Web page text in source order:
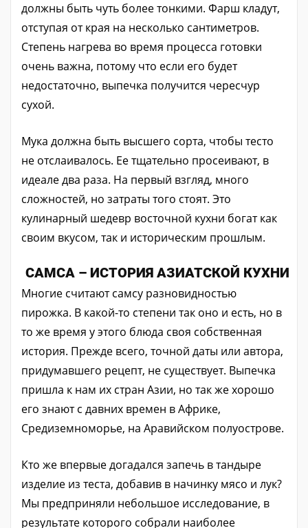
должны быть чуть более тонкими. Фарш кладут,
отступая от края на несколько сантиметров.
Степень нагрева во время процесса готовки
очень важна, потому что если его будет
недостаточно, выпечка получится чересчур
сухой.
Мука должна быть высшего сорта, чтобы тесто
не отслаивалось. Ее тщательно просеивают, в
идеале два раза. На первый взгляд, много
сложностей, но затраты того стоят. Это
кулинарный шедевр восточной кухни богат как
своим вкусом, так и историческим прошлым.
САМСА – ИСТОРИЯ АЗИАТСКОЙ КУХНИ
Многие считают самсу разновидностью
пирожка. В какой-то степени так оно и есть, но в
то же время у этого блюда своя собственная
история. Прежде всего, точной даты или автора,
придумавшего рецепт, не существует. Выпечка
пришла к нам их стран Азии, но так же хорошо
его знают с давних времен в Африке,
Средиземноморье, на Аравийском полуострове.
Кто же впервые догадался запечь в тандыре
изделие из теста, добавив в начинку мясо и лук?
Мы предприняли небольшое исследование, в
результате которого собрали наиболее